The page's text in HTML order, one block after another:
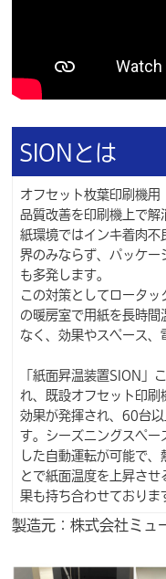
SIONとは
オフセット枚葉印刷機
品質改善を印刷機上で
紙環境ではインキ着肉
界のみならず、パッケ
も多発します。
この対策としてロータ
の暖房室で用紙を長時
なく、効果やスペース、
「紙面昇温装置SION」
れ、既設オフセット印
効果が発揮され、60台
す。シーズニングスペ
した自動運転が可能で
とで紙面温度を上昇さ
果も持ち合わせておりま
製造元：株式会社ミュ